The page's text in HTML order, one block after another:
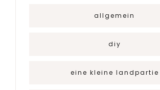
allgemein
diy
eine kleine landpartie